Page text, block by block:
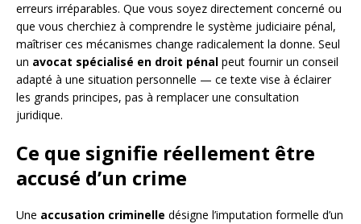
erreurs irréparables. Que vous soyez directement concerné ou
que vous cherchiez à comprendre le système judiciaire pénal,
maîtriser ces mécanismes change radicalement la donne. Seul
un avocat spécialisé en droit pénal peut fournir un conseil
adapté à une situation personnelle — ce texte vise à éclairer
les grands principes, pas à remplacer une consultation
juridique.
Ce que signifie réellement être
accusé d’un crime
Une accusation criminelle désigne l’imputation formelle d’un